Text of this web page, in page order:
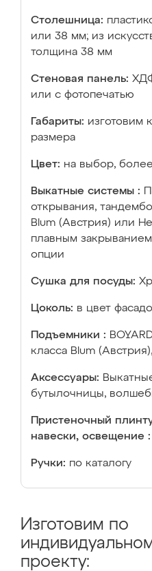
Столешница:
или 38 мм; из
толщина 38 мм
Стеновая панель:
или с фотопечатью
Габариты: изготовим
размера
Цвет: на выбор,
Выкатные системы :
открывания,
Blum (Австрия) или
плавным
опции
Сушка для посуды:
Цоколь: в цвет
Подъемники :
класса Blum
Аксессуары:
бутылочницы,
Пристеночный
навески, освещение :
Ручки: по каталогу
Изготовим по
проекту: